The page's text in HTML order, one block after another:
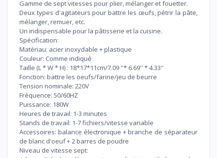
Gamme de sept vitesses pour plier, mélanger et fouetter.
Deux types d'agitateurs pour battre les œufs, pétrir la pâte,
mélanger, remuer, etc.
Un indispensable pour la pâtisserie et la cuisine.
Spécification:
Matériau: acier inoxydable + plastique
Couleur: Comme indiqué
Taille (L * W * H) : 18*17*11cm/7.09 ''* 6.69'' * 4.33''
Fonction: battre les oeufs/farine/jeu de beurre
Tension nominale: 220V
Fréquence: 50/60HZ
Puissance: 180W
Heures de travail: 1-3 minutes
Stands de travail: 1-7 fichiers/vitesse variable
Accessoires: balance électronique + branche de séparateur
de blanc d'oeuf + 2 barres de poudre
Niveau de vitesse sept: